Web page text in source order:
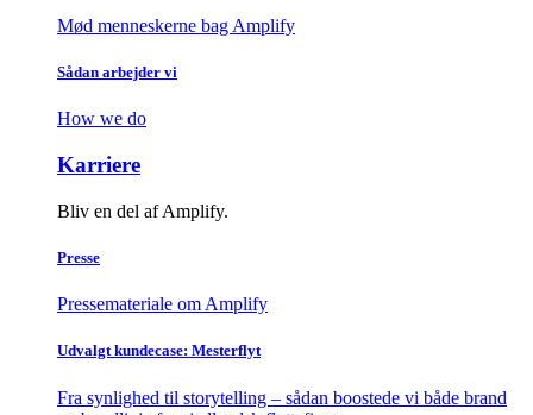
Mød menneskerne bag Amplify
Sådan arbejder vi
How we do
Karriere
Bliv en del af Amplify.
Presse
Pressemateriale om Amplify
Udvalgt kundecase: Mesterflyt
Fra synlighed til storytelling – sådan boostede vi både brand